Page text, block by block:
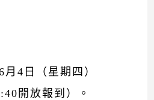
4日（星期四）
開放報到）。